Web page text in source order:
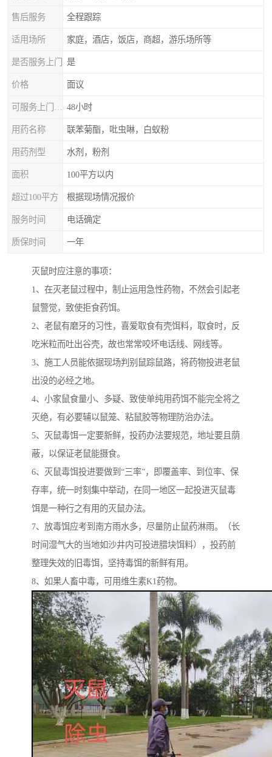
售后服务 全程跟踪
适用场所 家庭，酒店，饭店，商超，游乐场所等
是否服务上门 是
价格 面议
48小时
用药名称 联苯菊酯，吡虫啉，白蚁粉
用药剂型 水剂，粉剂
面积 100平方以内
超过100平方 根据现场情况报价
服务时间 电话确定
质保时间 一年
灭鼠时应注意的事项：
1、在灭老鼠过程中，制止运用急性药物，不然会引起老
鼠警觉，致使拒食药饵。
2、老鼠有磨牙的习性，喜爱取食有壳饵料，取食时，反
吃米粒而吐出谷壳，故也常常咬坏电话线、网线等。
3、施工人员能依据现场判别鼠踪鼠路，将药物投进老鼠
出没的必经之地。
4、小家鼠食量小、多疑、致使单纯用药饵不能完全将之
灭绝，有必要辅以鼠笼、粘鼠胶等物理防治办法。
5、灭鼠毒饵一定要新鲜，投药办法要规范，地址要且荫
蔽，以保证老鼠能摄食。
6、灭鼠毒饵投进要做到“三率”，即覆盖率、到位率、保
存率，统一时刻集中举动，在同一地区一起投进灭鼠毒
饵是一种行之有用的灭鼠办法。
7、放毒饵应考到南方雨水多，尽量防止鼠药淋雨。（长
时间湿气大的当地如沙井内可投进腊块饵料），投药前
整理失效的旧毒饵，坚持毒饵的新鲜有用。
8、如果人畜中毒，可用维生素K1药物。